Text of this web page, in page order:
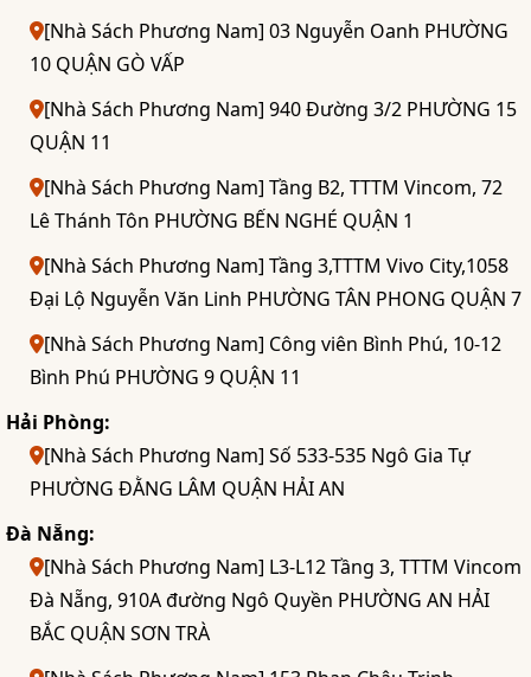
[Nhà Sách Phương Nam] 03 Nguyễn Oanh PHƯỜNG
10 QUẬN GÒ VẤP
[Nhà Sách Phương Nam] 940 Đường 3/2 PHƯỜNG 15
QUẬN 11
[Nhà Sách Phương Nam] Tầng B2, TTTM Vincom, 72
Lê Thánh Tôn PHƯỜNG BẾN NGHÉ QUẬN 1
[Nhà Sách Phương Nam] Tầng 3,TTTM Vivo City,1058
Đại Lộ Nguyễn Văn Linh PHƯỜNG TÂN PHONG QUẬN 7
[Nhà Sách Phương Nam] Công viên Bình Phú, 10-12
Bình Phú PHƯỜNG 9 QUẬN 11
Hải Phòng:
[Nhà Sách Phương Nam] Số 533-535 Ngô Gia Tự
PHƯỜNG ĐẰNG LÂM QUẬN HẢI AN
Đà Nẵng:
[Nhà Sách Phương Nam] L3-L12 Tầng 3, TTTM Vincom
Đà Nẵng, 910A đường Ngô Quyền PHƯỜNG AN HẢI
BẮC QUẬN SƠN TRÀ